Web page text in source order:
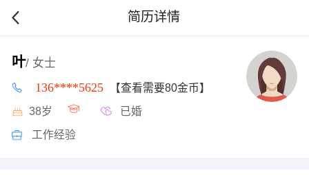
简历详情
叶/ 女士
136****5625 【查看需要80金币】
38岁 已婚
工作经验